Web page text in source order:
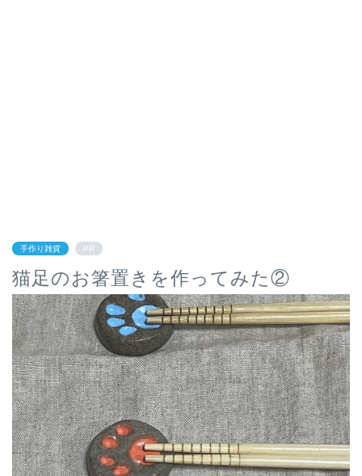
手作り雑貨 PR
猫足のお箸置きを作ってみた②